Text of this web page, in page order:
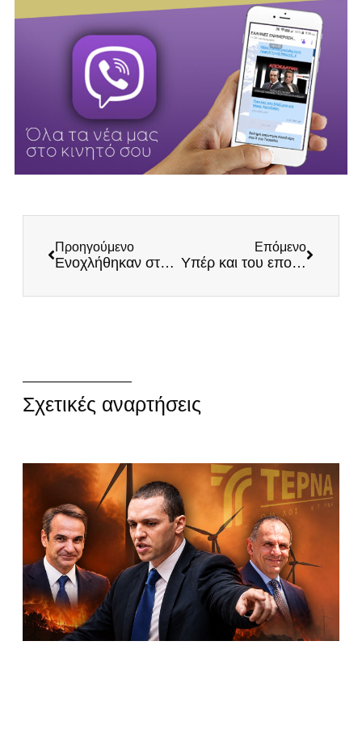
Προηγούμενο
Ενοχλήθηκαν στο MEGA από τη μηχανοκίνητη πορεία των ΕΛΛΗΝΩΝ στη Θεσσαλονίκη
Επόμενο
Υπέρ και του εποικισμού της χώρας ο Στυλιανίδης!
Σχετικές αναρτήσεις